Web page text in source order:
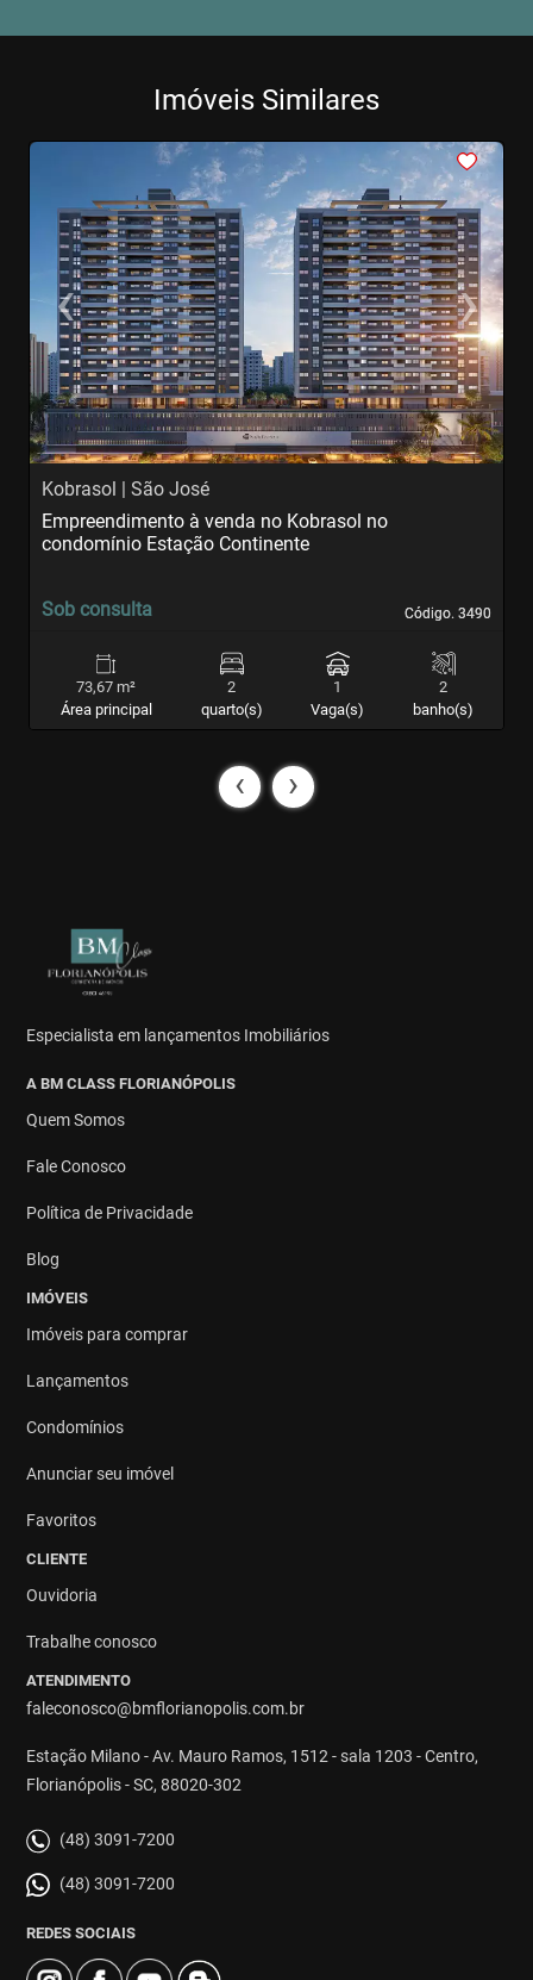
Imóveis Similares
‹Previous ›Next
Kobrasol | São José
Código. 3490
Código. 3490
Empreendimento à venda no Kobrasol no
condomínio Estação Continente
Sob consulta
73,67 m²
Área principal
2
quarto(s)
1
Vaga(s)
2
banho(s)
‹ ›
Especialista em lançamentos Imobiliários
A BM CLASS FLORIANÓPOLIS
Quem Somos
Fale Conosco
Política de Privacidade
Blog
IMÓVEIS
Imóveis para comprar
Lançamentos
Condomínios
Anunciar seu imóvel
Favoritos
CLIENTE
Ouvidoria
Trabalhe conosco
ATENDIMENTO
faleconosco@bmflorianopolis.com.br
Estação Milano - Av. Mauro Ramos, 1512 - sala 1203 - Centro,
Florianópolis - SC, 88020-302
(48) 3091-7200
(48) 3091-7200
REDES SOCIAIS